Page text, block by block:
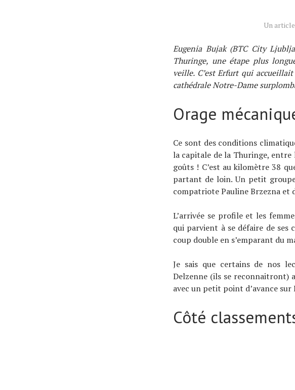
Un
Eugenia Bujak (BTC City
Thuringe, une étape plus
veille. C’est Erfurt qui
cathédrale Notre-Dame
Orage
Ce sont des conditions
la capitale de la Thuringe,
goûts ! C’est au kilomètre 38
partant de loin. Un petit
compatriote Pauline Brzezna et
L’arrivée se profile et les
qui parvient à se défaire de
coup double en s’emparant du
Je sais que certains de nos
Delzenne (ils se reconnaitront)
avec un petit point d’avance sur
Côté